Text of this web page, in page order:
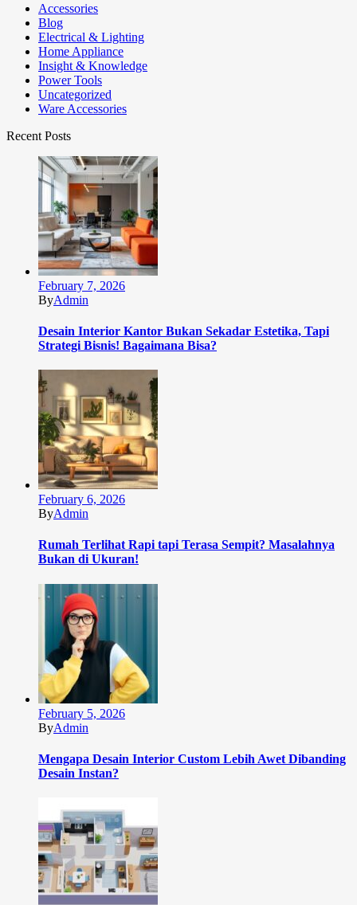
Accessories
Blog
Electrical & Lighting
Home Appliance
Insight & Knowledge
Power Tools
Uncategorized
Ware Accessories
Recent Posts
February 7, 2026
ByAdmin
Desain Interior Kantor Bukan Sekadar Estetika, Tapi
Strategi Bisnis! Bagaimana Bisa?
February 6, 2026
ByAdmin
Rumah Terlihat Rapi tapi Terasa Sempit? Masalahnya
Bukan di Ukuran!
February 5, 2026
ByAdmin
Mengapa Desain Interior Custom Lebih Awet Dibanding
Desain Instan?